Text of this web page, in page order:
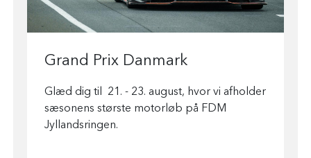
Grand Prix Danmark
Glæd dig til 21. - 23. august, hvor vi afholder
sæsonens største motorløb på FDM
Jyllandsringen.